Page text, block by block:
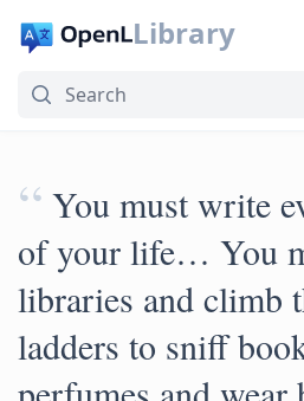
Library
“ You must write
of your life… You
libraries and climb
ladders to sniff